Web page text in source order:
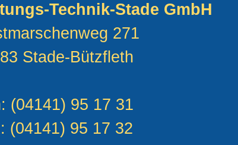
Technik-Stade GmbH
271
Stade-Bützfleth
(04141) 95 17 31
(04141) 95 17 32